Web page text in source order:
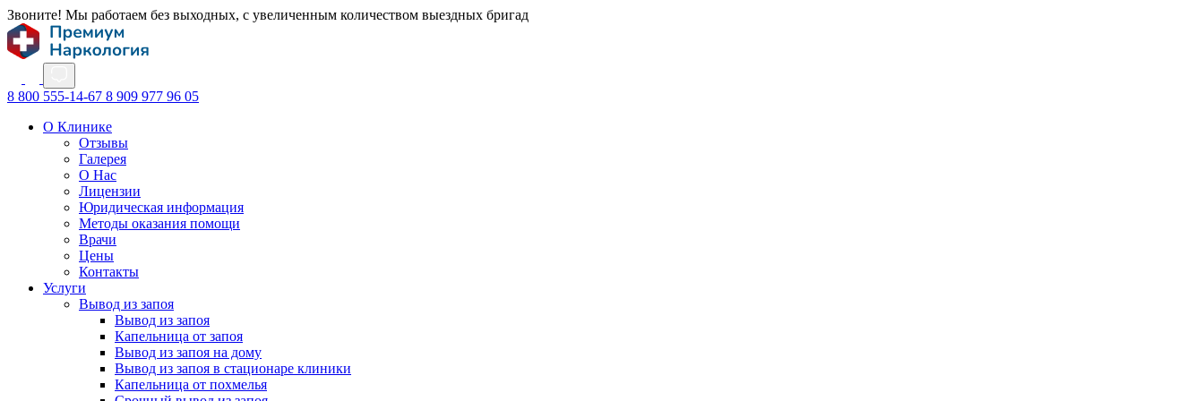
Звоните! Мы работаем без выходных, с увеличенным количеством выездных бригад
8 800 555-14-67 8 909 977 96 05
О Клинике
Отзывы
Галерея
О Нас
Лицензии
Юридическая информация
Методы оказания помощи
Врачи
Цены
Контакты
Услуги
Вывод из запоя
Вывод из запоя
Капельница от запоя
Вывод из запоя на дому
Вывод из запоя в стационаре клиники
Капельница от похмелья